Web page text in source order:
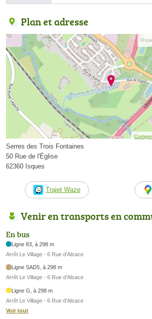
Plan et adresse
©
Serres des Trois Fontaines
50 Rue de l'Église
62360 Isques
Trajet Waze
Venir en transports en
En bus
Ligne 83, à 298 m
Arrêt Le Village - 6 Rue d'Alsace
Ligne SAD5, à 298 m
Arrêt Le Village - 6 Rue d'Alsace
Ligne G, à 298 m
Arrêt Le Village - 6 Rue d'Alsace
Voir tout